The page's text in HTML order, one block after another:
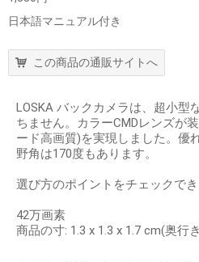
日本語マニュアル付き
この商品の通販サイトへ
LOSKA バックカメラは、超小型
ちません。カラーCMDレンズが
ード高画質)を実現しました。優
野角は170度もあります。
選び方のポイントをチェックで
42万画素
商品の寸: 1.3 x 1.3 x 1.7 cm(奥行